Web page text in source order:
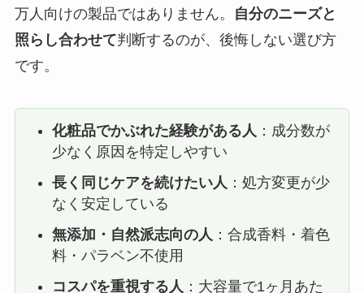
万人向けの製品ではありません。
自分のニーズと
照らし合わせて判断するのが、後悔しない選び方
です。
化粧品でかぶれた経験がある人 ：成分数が
少なく原因を特定しやすい
長く同じケアを続けたい人 ：処方変更が少
なく安定している
無添加・自然派志向の人 ：合成香料・着色
料・パラベン不使用
コスパを重視する人 ：大容量で1ヶ月あた